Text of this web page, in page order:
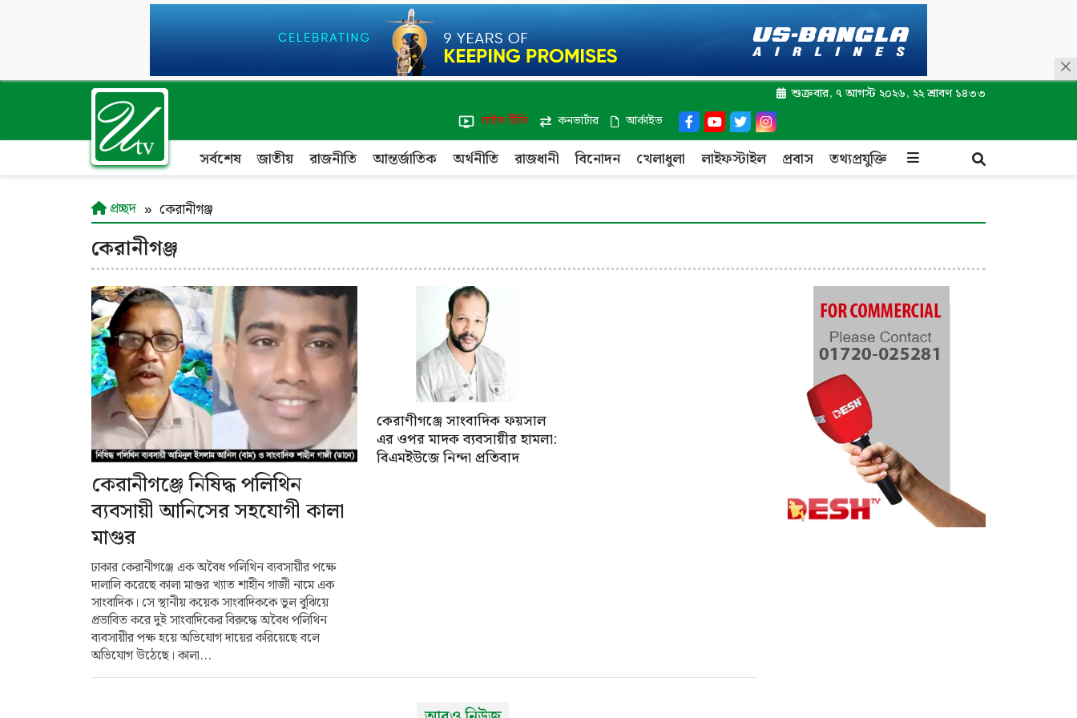
শুক্রবার, ৭ আগস্ট ২০২৬, ২২ শ্রাবণ ১৪৩৩
লাইভ টিভি
কনভার্টার আর্কাইভ
সর্বশেষ জাতীয় রাজনীতি আন্তর্জাতিক অর্থনীতি রাজধানী বিনোদন খেলাধুলা লাইফস্টাইল প্রবাস তথ্যপ্রযুক্তি
প্রচ্ছদ কেরানীগঞ্জ
কেরানীগঞ্জ
কেরানীগঞ্জে নিষিদ্ধ পলিথিন
ব্যবসায়ী আনিসের সহযোগী কালা
মাগুর
ঢাকার কেরানীগঞ্জে এক অবৈধ পলিথিন ব্যবসায়ীর পক্ষে
দালালি করেছে কালা মাগুর খ্যাত শাহীন গাজী নামে এক
সাংবাদিক। সে স্থানীয় কয়েক সাংবাদিককে ভুল বুঝিয়ে
প্রভাবিত করে দুই সাংবাদিকের বিরুদ্ধে অবৈধ পলিথিন
ব্যবসায়ীর পক্ষ হয়ে অভিযোগ দায়ের করিয়েছে বলে
অভিযোগ উঠেছে। কালা...
কেরাণীগঞ্জে সাংবাদিক ফয়সাল
এর ওপর মাদক ব্যবসায়ীর হামলা:
বিএমইউজে নিন্দা প্রতিবাদ